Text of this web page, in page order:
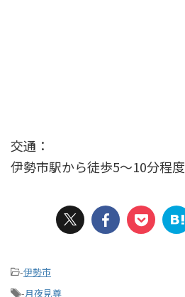
交通：
伊勢市駅から徒歩5〜10分程度
-伊勢市
-月夜見尊